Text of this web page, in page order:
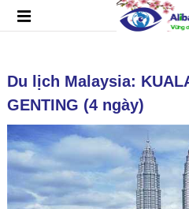
Du lịch Malaysia:
GENTING (4 ngày)